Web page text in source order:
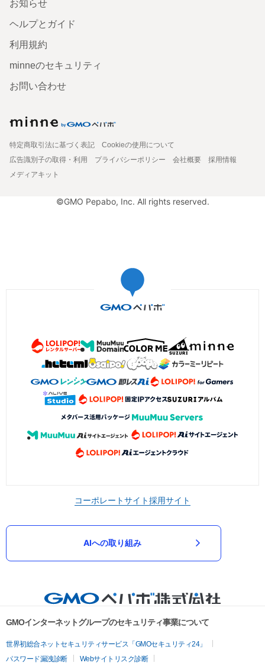
お知らせ
ヘルプとガイド
利用規約
minneのセキュリティ
お問い合わせ
特定商取引法に基づく表記
Cookieの使用について
広告識別子の取得・利用
プライバシーポリシー 会社概要
採用情報
メディアキット
©GMO Pepabo, Inc. All rights reserved.
コーポレートサイト採用サイト
AIへの取り組み
GMOインターネットグループのセキュリティ事業について
世界初総合ネットセキュリティサービス「GMOセキュリティ24」
パスワード漏洩診断
Webサイトリスク診断